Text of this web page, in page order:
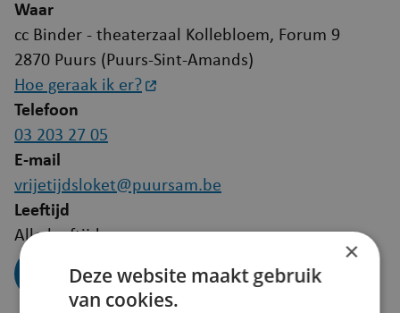
Waar
cc Binder - theaterzaal Kollebloem, Forum 9
2870 Puurs (Puurs-Sint-Amands)
Hoe geraak ik er?
Telefoon
03 203 27 05
E-mail
vrijetijdsloket@puursam.be
Leeftijd
Alle leeftijden
Koop tickets
×
Deze website maakt gebruik
van cookies.